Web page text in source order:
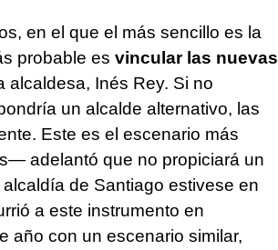
en el que el más sencillo es la
probable es vincular las nuevas
alcaldesa, Inés Rey. Si no
un alcalde alternativo, las
Este es el escenario más
adelantó que no propiciará un
de Santiago estivese en
a este instrumento en
año con un escenario similar,